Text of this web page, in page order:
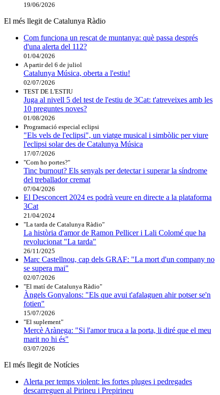
19/06/2026
El més llegit de Catalunya Ràdio
Com funciona un rescat de muntanya: què passa després
d'una alerta del 112?
01/04/2026
A partir del 6 de juliol
Catalunya Música, oberta a l'estiu!
02/07/2026
TEST DE L'ESTIU
Juga al nivell 5 del test de l'estiu de 3Cat: t'atreveixes amb les
10 preguntes noves?
01/08/2026
Programació especial eclipsi
"Els vels de l'eclipsi", un viatge musical i simbòlic per viure
l'eclipsi solar des de Catalunya Música
17/07/2026
"Com ho portes?"
Tinc burnout? Els senyals per detectar i superar la síndrome
del treballador cremat
07/04/2026
El Desconcert 2024 es podrà veure en directe a la plataforma
3Cat
21/04/2024
"La tarda de Catalunya Ràdio"
La història d'amor de Ramon Pellicer i Lali Colomé que ha
revolucionat "La tarda"
26/11/2025
Marc Castellnou, cap dels GRAF: "La mort d'un company no
se supera mai"
02/07/2026
"El matí de Catalunya Ràdio"
Àngels Gonyalons: "Els que avui t'afalaguen ahir potser se'n
fotien"
15/07/2026
"El suplement"
Mercè Arànega: "Si l'amor truca a la porta, li diré que el meu
marit no hi és"
03/07/2026
El més llegit de Notícies
Alerta per temps violent: les fortes pluges i pedregades
descarreguen al Pirineu i Prepirineu